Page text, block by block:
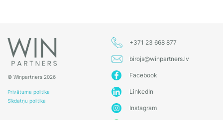
© Winpartners 2026
Privātuma politika
Sīkdatņu politika
+371 23 668 877
birojs@winpartners.lv
Facebook
LinkedIn
Instagram